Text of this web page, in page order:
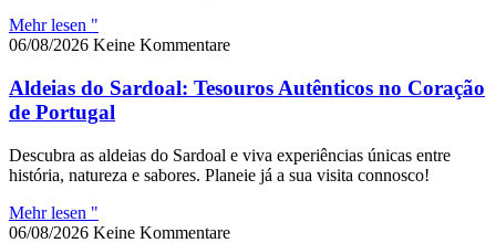
Mehr lesen "
06/08/2026 Keine Kommentare
Aldeias do Sardoal: Tesouros Autênticos no Coração
de Portugal
Descubra as aldeias do Sardoal e viva experiências únicas entre
história, natureza e sabores. Planeie já a sua visita connosco!
Mehr lesen "
06/08/2026 Keine Kommentare